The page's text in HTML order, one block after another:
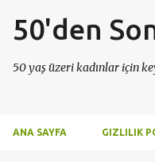
50'den
50 yaş üzeri kadınlar için
ANA SAYFA GIZLILIK